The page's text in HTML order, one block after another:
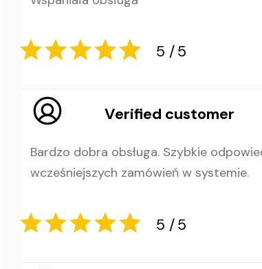
Verified customer
Bardzo dobra obsługa. Szybkie
wcześniejszych zamówień w systemie.